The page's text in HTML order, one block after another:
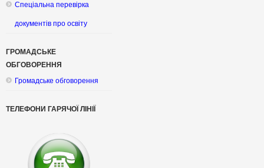
Спеціальна перевірка
документів про освіту
ГРОМАДСЬКЕ
ОБГОВОРЕННЯ
Громадське обговорення
ТЕЛЕФОНИ ГАРЯЧОЇ ЛІНІЇ